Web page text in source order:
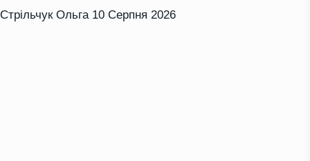
Стрільчук Ольга 10 Серпня 2026